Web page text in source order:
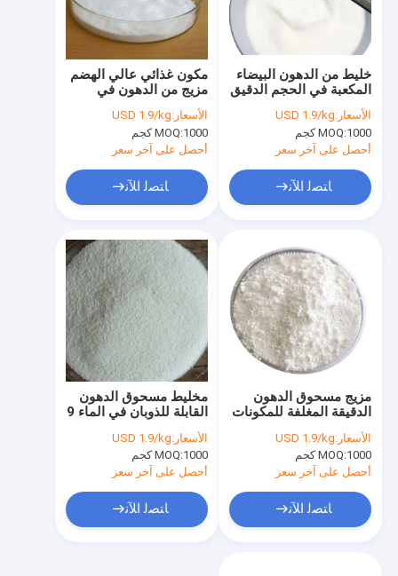
مراقبة الجودة
اتصل بنا
أخبار
اطلب عرض أسعار
مسحوق زبد الصوديوم
الأحماض الدهنية ذات السلسلة القصيرة بوتيرات
بوتيرات الصوديوم المطلي
بوتيرات الصوديوم المكبسلة في الكبسولة الصغيرة
بوتيرات SCFA
مكون غذائي عالي الهضم
مزيج من الدهون في
مسحوق مغلفة صغيرة
الأسعار:USD 1.9/kg
MOQ:1000 كجم
أحصل على آخر سعر
ﺎﺘﺼﻟ ﺍﻶﻧ
خليط من الدهون البيضاء
المكعبة في الحجم الدقيق
الأسعار:USD 1.9/kg
MOQ:1000 كجم
أحصل على آخر سعر
ﺎﺘﺼﻟ ﺍﻶﻧ
مخليط مسحوق الدهون
القابلة للذوبان في الماء 9
الأسعار:USD 1.9/kg
MOQ:1000 كجم
أحصل على آخر سعر
ﺎﺘﺼﻟ ﺍﻶﻧ
مزيج مسحوق الدهون
الدقيقة المغلفة للمكونات
الأسعار:USD 1.9/kg
MOQ:1000 كجم
أحصل على آخر سعر
ﺎﺘﺼﻟ ﺍﻶﻧ